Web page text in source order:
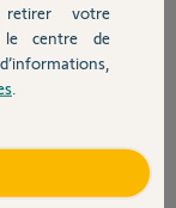
dessus cette box.
votre
centre de